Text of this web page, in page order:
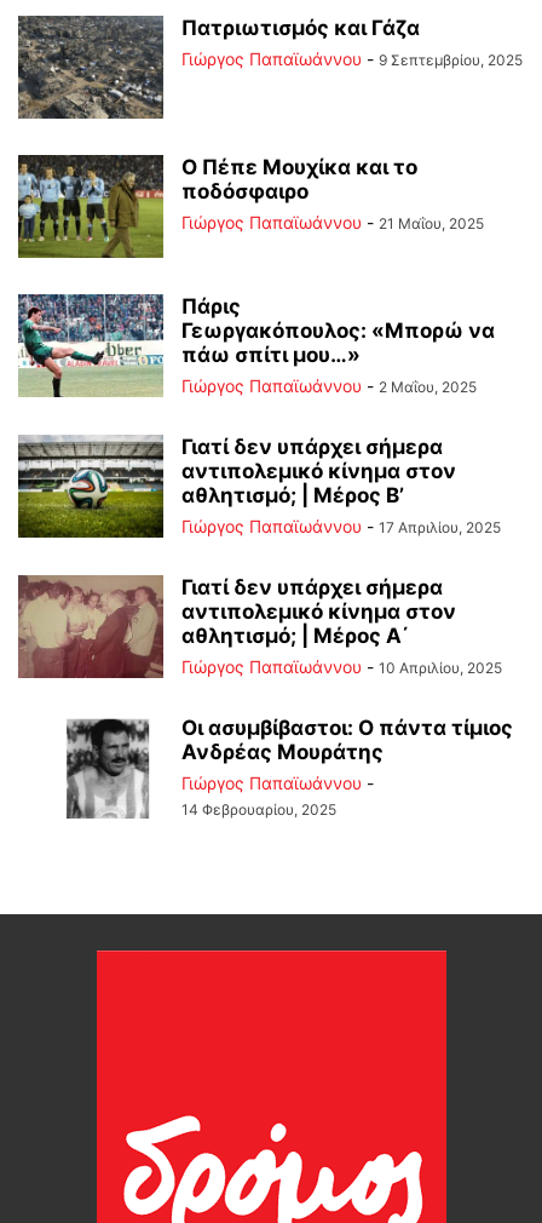
Πατριωτισμός και Γάζα
Γιώργος Παπαϊωάννου - 9 Σεπτεμβρίου, 2025
Ο Πέπε Μουχίκα και το
ποδόσφαιρο
Γιώργος Παπαϊωάννου - 21 Μαΐου, 2025
Πάρις
Γεωργακόπουλος: «Μπορώ να
πάω σπίτι μου…»
Γιώργος Παπαϊωάννου - 2 Μαΐου, 2025
Γιατί δεν υπάρχει σήμερα
αντιπολεμικό κίνημα στον
αθλητισμό; | Μέρος Β’
Γιώργος Παπαϊωάννου - 17 Απριλίου, 2025
Γιατί δεν υπάρχει σήμερα
αντιπολεμικό κίνημα στον
αθλητισμό; | Μέρος Α΄
Γιώργος Παπαϊωάννου - 10 Απριλίου, 2025
Οι ασυμβίβαστοι: Ο πάντα τίμιος
Ανδρέας Μουράτης
Γιώργος Παπαϊωάννου -
14 Φεβρουαρίου, 2025